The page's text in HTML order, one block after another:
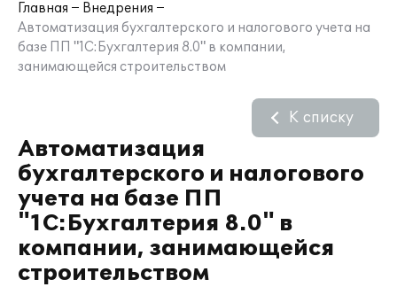
Главная
Внедрения
Автоматизация бухгалтерского и налогового учета на
базе ПП "1С:Бухгалтерия 8.0" в компании,
занимающейся строительством
Автоматизация
бухгалтерского и налогового
учета на базе ПП
"1С:Бухгалтерия 8.0" в
компании, занимающейся
строительством
К списку